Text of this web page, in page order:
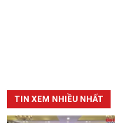
TIN XEM NHIỀU NHẤT